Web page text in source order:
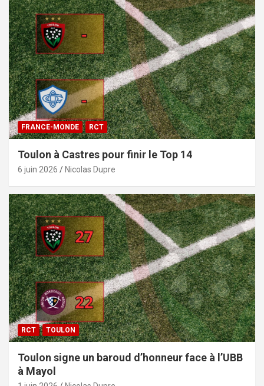
FRANCE-MONDE RCT
Toulon à Castres pour finir le Top 14
6 juin 2026 Nicolas Dupre
RCT TOULON
Toulon signe un baroud d’honneur face à l’UBB
à Mayol